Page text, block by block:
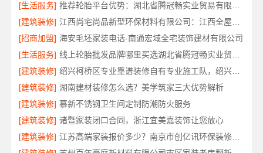
[生活服务]
[建筑装修]
[招商加盟] 海安毛坯家装电话-南通宏域全宅装饰建材有限公司
[生活服务]
[建筑装修]
绍兴柯桥区专业靠谱装修自有专业施工队，绍兴卓鑫装饰材料有限公司
[建筑装修] 湖南建材装修怎么选？美学筑家三大优势解析
[建筑装修] 慕新不锈钢卫生间定制防潮防火服务
[建筑装修] 诸暨家装闭口合同，浙江宜美嘉装饰让您放心
[建筑装修]
江苏高端家装报价多少？南京市创亿讯环保装修透明价